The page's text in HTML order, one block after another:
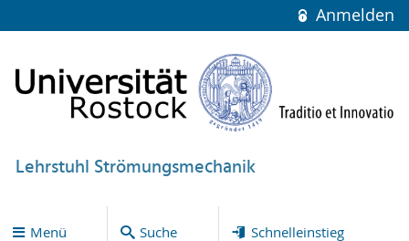
Anmelden
Lehrstuhl Strömungsmechanik
Menü Suche Schnelleinstieg